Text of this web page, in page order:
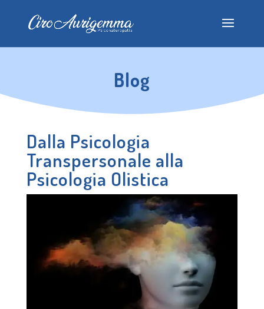
Blog
Dalla Psicologia
Transpersonale alla
Psicologia Olistica